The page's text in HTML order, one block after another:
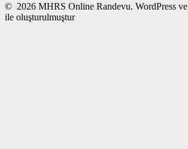
© 2026 MHRS Online Randevu. WordPress ve
ile oluşturulmuştur